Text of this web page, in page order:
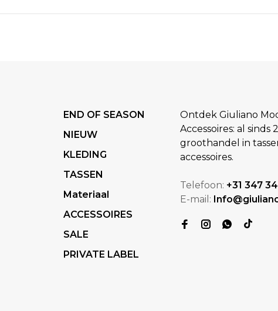
END OF SEASON
NIEUW
KLEDING
TASSEN
Materiaal
ACCESSOIRES
SALE
PRIVATE LABEL
Ontdek Giuliano
Accessoires: al sinds
groothandel in
accessoires.
Telefoon: +31 347
E-mail: